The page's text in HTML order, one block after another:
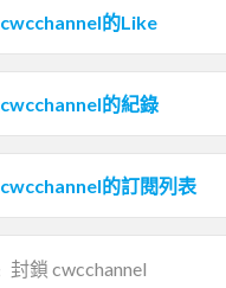
cwcchannel的Like
cwcchannel的紀錄
cwcchannel的訂閱列表
封鎖 cwcchannel